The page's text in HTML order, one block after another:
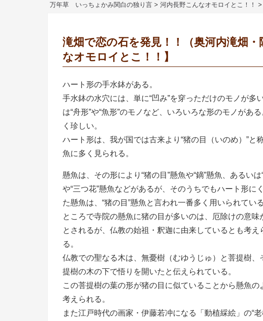
万年草 いっちょかみ関白の独り言 > 河内長野こんなオモロイとこ！！ >
滝畑で恋の石を発見！！（奥河内滝畑
なオモロイとこ！！】
ハート形の手水鉢がある。
手水鉢の水穴には、単に“凹み”を穿っただけのモノが多
は“舟形”や“魚形”のモノなど、いろいろな形のモノがあ
く珍しい。
ハート形は、我が国では古来より“猪の目（いのめ）”
魚に多く見られる。
懸魚は、その形により“猪の目”懸魚や“鏑”懸魚、あるいは
や“三つ花”懸魚などがあるが、そのうちでもハート形に
た懸魚は、“猪の目”懸魚と言われ一番多く用いられている
ところで寺院の懸魚に猪の目が多いのは、厄除けの意味
とされるが、仏教の始祖・釈迦に由来しているとも考え
る。
仏教での聖なる木は、無憂樹（むゆうじゅ）と菩提樹
提樹の木の下で悟りを開いたと伝えられている。
この菩提樹の葉の形が猪の目に似ていることから懸魚
考えられる。
また江戸時代の画家・伊藤若冲になる「動植綵絵」の“